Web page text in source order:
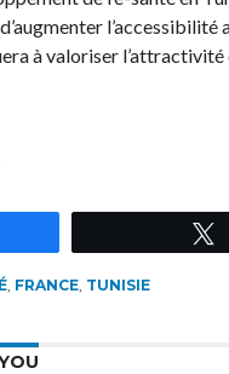
à valoriser
, FRANCE, TUNISIE